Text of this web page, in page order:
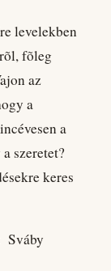
levelekben
fõleg
az
a
a
szeretet?
keres
Sváby